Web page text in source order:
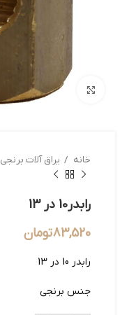
بزرگنمایی تصویر
خانه یراق آلات برنجی
رابدر10 در 13
83,520تومان
رابدر 10 در 13
جنس برنجی